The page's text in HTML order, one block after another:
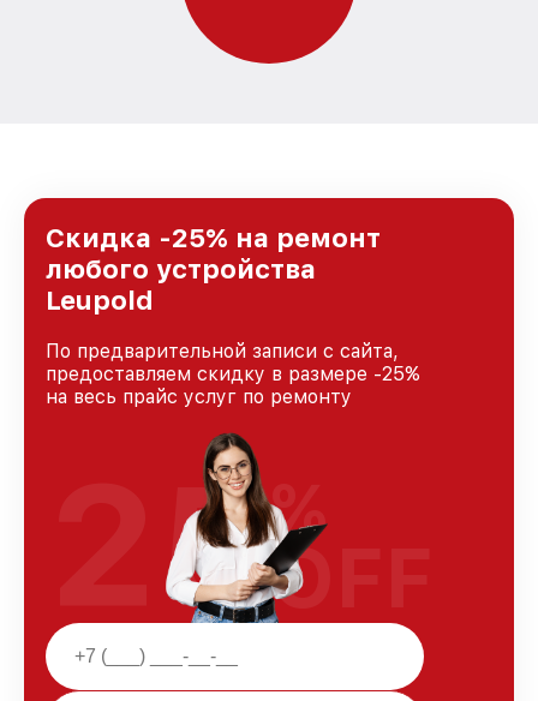
Скидка -25% на ремонт
любого устройства
Leupold
По предварительной записи с сайта,
предоставляем скидку в размере -25%
на весь прайс услуг по ремонту
25%
OFF